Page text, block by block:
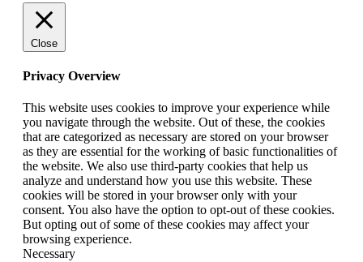
Close
Privacy Overview
This website uses cookies to improve your experience while
you navigate through the website. Out of these, the cookies
that are categorized as necessary are stored on your browser
as they are essential for the working of basic functionalities of
the website. We also use third-party cookies that help us
analyze and understand how you use this website. These
cookies will be stored in your browser only with your
consent. You also have the option to opt-out of these cookies.
But opting out of some of these cookies may affect your
browsing experience.
Necessary